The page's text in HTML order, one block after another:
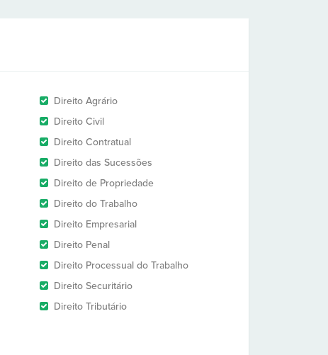
Direito Agrário
Direito Civil
Direito Contratual
Direito das Sucessões
Direito de Propriedade
Direito do Trabalho
Direito Empresarial
Direito Penal
Direito Processual do Trabalho
Direito Securitário
Direito Tributário